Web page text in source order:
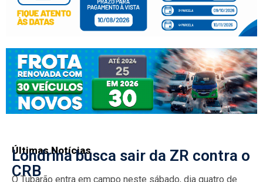
Últimas Notícias
Londrina busca sair da ZR contra o
CRB
O Tubarão entra em campo neste sábado, dia quatro de